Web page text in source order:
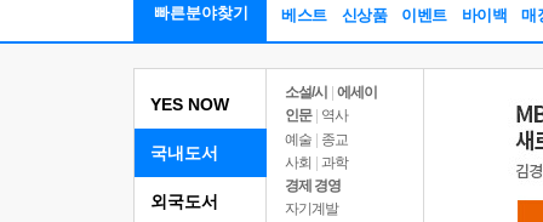
빠른분야찾기 베스트 신상품 이벤트 바이백 매
YES NOW
국내도서
소설/시
에세이
인문
역사
예술 | 종교
사회 | 과학
경제 경영
자기계발
외국도서